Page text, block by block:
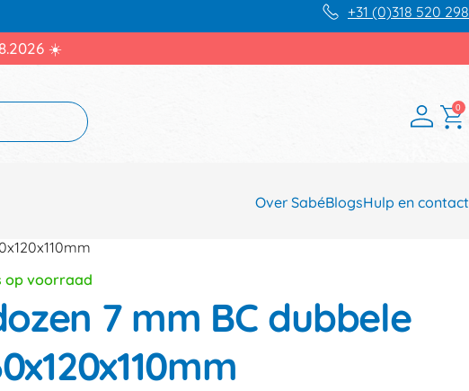
+31 (0)318 520 298
☀️
0
Over SabéBlogsHulp en contact
op voorraad
7 mm BC dubbele